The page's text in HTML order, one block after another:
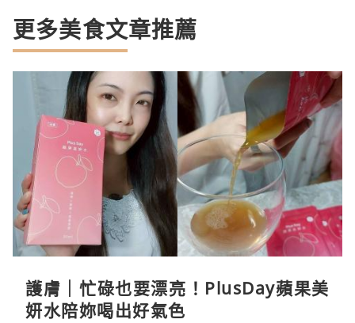
更多美食文章推薦
護膚｜忙碌也要漂亮！PlusDay蘋果美
妍水陪妳喝出好氣色